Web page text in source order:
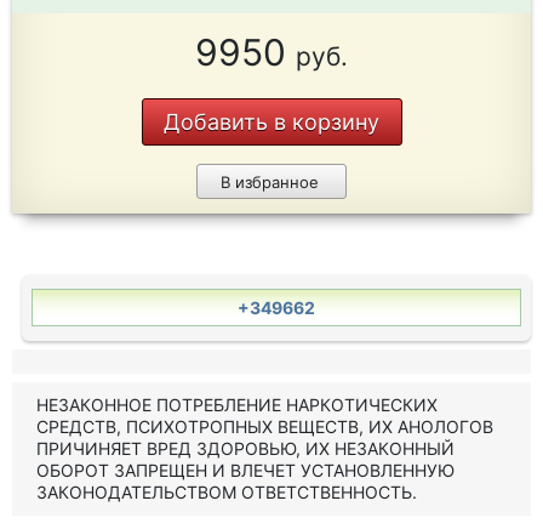
9950 руб.
Добавить в корзину
В избранное
+349662
НЕЗАКОННОЕ ПОТРЕБЛЕНИЕ НАРКОТИЧЕСКИХ
СРЕДСТВ, ПСИХОТРОПНЫХ ВЕЩЕСТВ, ИХ АНОЛОГОВ
ПРИЧИНЯЕТ ВРЕД ЗДОРОВЬЮ, ИХ НЕЗАКОННЫЙ
ОБОРОТ ЗАПРЕЩЕН И ВЛЕЧЕТ УСТАНОВЛЕННУЮ
ЗАКОНОДАТЕЛЬСТВОМ ОТВЕТСТВЕННОСТЬ.